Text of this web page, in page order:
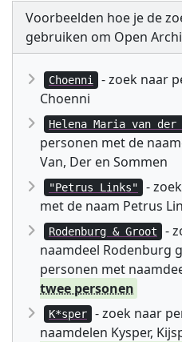
Voorbeelden hoe je de
gebruiken om Open
Choenni
- zoek naar
Choenni
Helena Maria van der
personen met de
Van, Der en Sommen
"Petrus Links"
-
met de naam Petrus
Rodenburg & Groot
-
naamdeel Rodenburg
personen met
twee personen
K*sper
- zoek naar
naamdelen Kysper,